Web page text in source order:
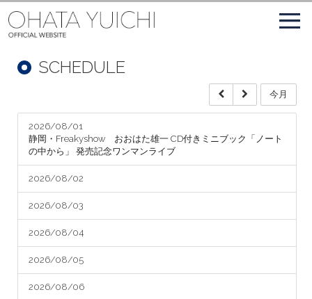
SCHEDULE
今月
2026/08/01
静岡・Freakyshow おおはた雄一 CD付きミニブック「ノート
の中から」 発売記念ワンマンライブ
2026/08/02
2026/08/03
2026/08/04
2026/08/05
2026/08/06